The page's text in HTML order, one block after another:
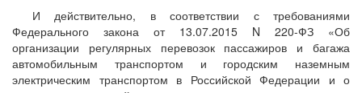
И действительно, в соответствии с требованиями
Федерального закона от 13.07.2015 N 220-ФЗ «Об
организации регулярных перевозок пассажиров и багажа
автомобильным транспортом и городским наземным
электрическим транспортом в Российской Федерации и о